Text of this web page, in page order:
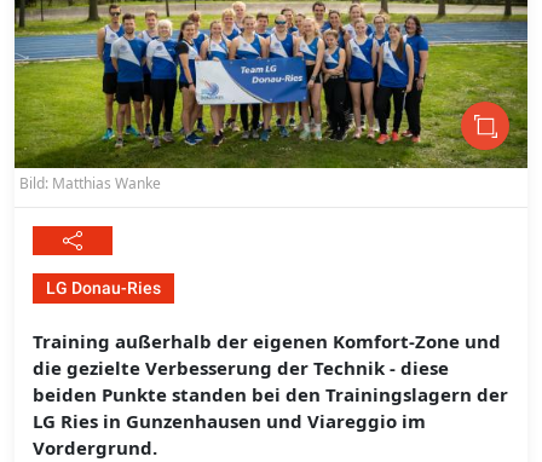
Bild: Matthias Wanke
LG Donau-Ries
Training außerhalb der eigenen Komfort-Zone und
die gezielte Verbesserung der Technik - diese
beiden Punkte standen bei den Trainingslagern der
LG Ries in Gunzenhausen und Viareggio im
Vordergrund.